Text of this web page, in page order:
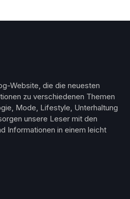
Website, die die neuesten
zu verschiedenen Themen
Mode, Lifestyle, Unterhaltung
unsere Leser mit den
Informationen in einem leicht